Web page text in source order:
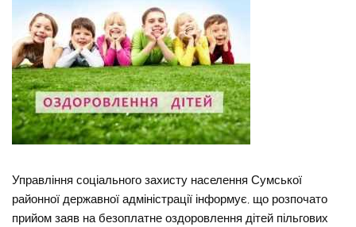
Управління соціального захисту населення Сумської
районної державної адміністрації інформує, що розпочато
прийом заяв на безоплатне оздоровлення дітей пільгових